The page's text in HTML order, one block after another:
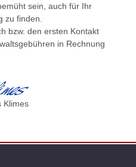
sein, auch für Ihr
zu finden.
bzw. den ersten Kontakt
in Rechnung
Klimes